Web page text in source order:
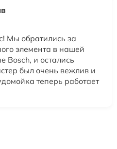
Мы обратились за
элемента в нашей
Bosch, и остались
был очень вежлив и
теперь работает